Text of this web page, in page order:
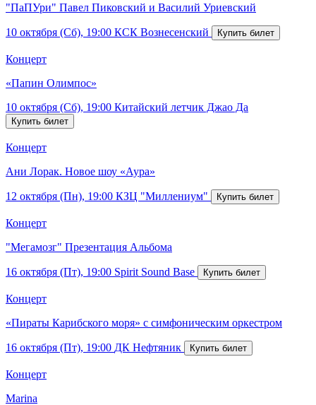
"ПаПУри" Павел Пиковский и Василий Уриевский
10 октября (Сб), 19:00 КСК Вознесенский
Концерт
«Папин Олимпос»
10 октября (Сб), 19:00 Китайский летчик Джао Да
Концерт
Ани Лорак. Новое шоу «Аура»
12 октября (Пн), 19:00 КЗЦ "Миллениум"
Концерт
"Мегамозг" Презентация Альбома
16 октября (Пт), 19:00 Spirit Sound Base
Концерт
«Пираты Карибского моря» с симфоническим оркестром
16 октября (Пт), 19:00 ДК Нефтяник
Концерт
Marina